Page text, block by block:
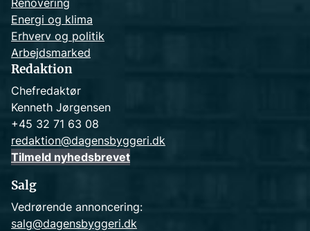
Renovering
Energi og klima
Erhverv og politik
Arbejdsmarked
Redaktion
Chefredaktør
Kenneth Jørgensen
+45 32 71 63 08
redaktion@dagensbyggeri.dk
Tilmeld nyhedsbrevet
Salg
Vedrørende annoncering:
salg@dagensbyggeri.dk